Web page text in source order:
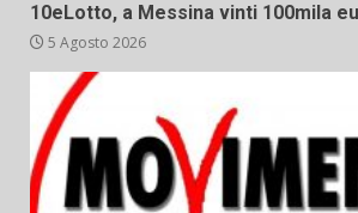
10eLotto, a Messina vinti 100mila
5 Agosto 2026